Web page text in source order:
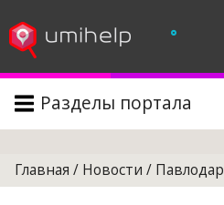
°
Разделы портала
Главная / Новости / Павлодар